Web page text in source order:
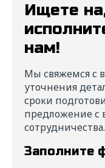
Ищете
нам!
Мы свяжемся с
уточнения
сроки
предложение с
сотрудничества.
Заполните